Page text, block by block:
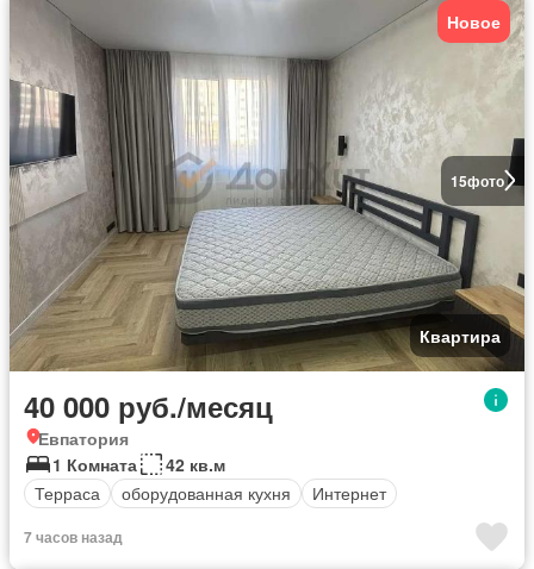
15фото
Новое
Квартира
40 000 руб./месяц
Евпатория
1 Комната
42 кв.м
Терраса
оборудованная кухня Интернет
7 часов назад